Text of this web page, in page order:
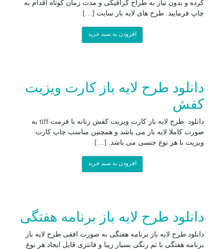
کرده و بدون نیاز به طراح گرافیکی و مدت زمان کوتاه اقدام به
چاپ فرمایید. طرح های لایه باز سایت […]
افزودن به سبد خرید
دانلود طرح لایه باز کارت ویزیت
کفش
دانلود طرح لایه باز کارت ویزیت کفش زنانه با فرمت tiff به
صورت کاملا لایه باز می باشد و همچنین مناسب چاپ کارت
ویزیت با هر نوع جنسی می باشد. […]
افزودن به سبد خرید
دانلود طرح لایه باز برنامه هفتگی
دانلود طرح لایه باز برنامه هفتگی به صورت افقی طرح لایه باز
برنامه هفتگی با تم رنگی بسیار زیبا و فانتزی قایل ایجاد هر نوع